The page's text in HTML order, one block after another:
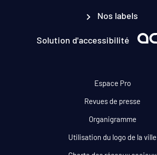
Nos labels
Solution d'accessibilité
Espace Pro
Revues de presse
Organigramme
Utilisation du logo de la ville